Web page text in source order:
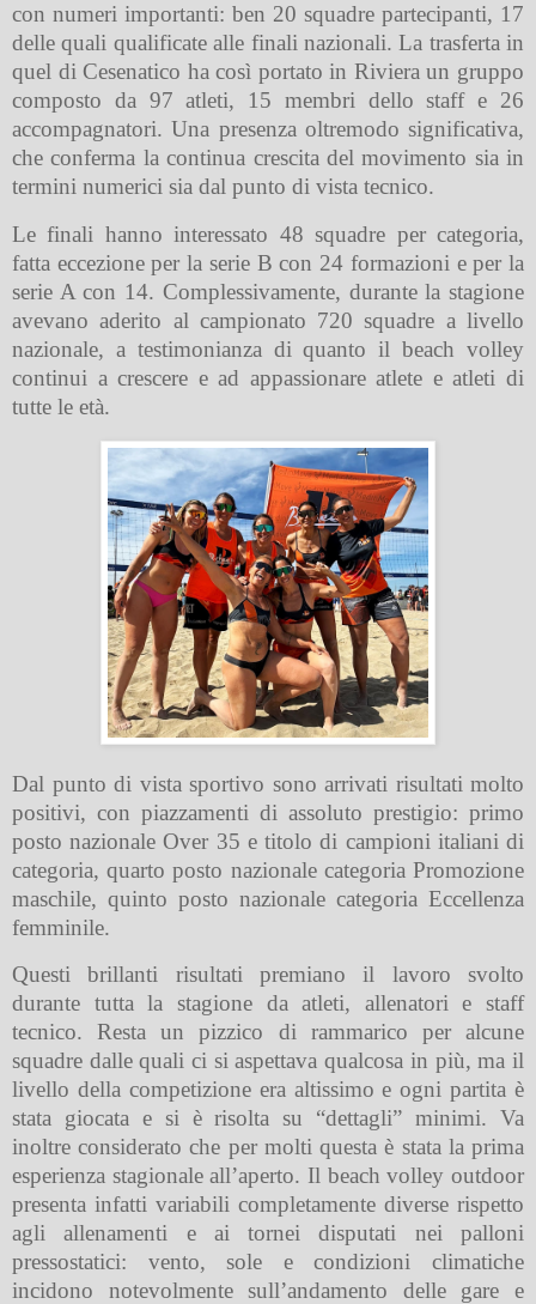
con numeri importanti: ben 20 squadre partecipanti, 17
delle quali qualificate alle finali nazionali. La trasferta in
quel di Cesenatico ha così portato in Riviera un gruppo
composto da 97 atleti, 15 membri dello staff e 26
accompagnatori. Una presenza oltremodo significativa,
che conferma la continua crescita del movimento sia in
termini numerici sia dal punto di vista tecnico.
Le finali hanno interessato 48 squadre per categoria,
fatta eccezione per la serie B con 24 formazioni e per la
serie A con 14. Complessivamente, durante la stagione
avevano aderito al campionato 720 squadre a livello
nazionale, a testimonianza di quanto il beach volley
continui a crescere e ad appassionare atlete e atleti di
tutte le età.
Dal punto di vista sportivo sono arrivati risultati molto
positivi, con piazzamenti di assoluto prestigio: primo
posto nazionale Over 35 e titolo di campioni italiani di
categoria, quarto posto nazionale categoria Promozione
maschile, quinto posto nazionale categoria Eccellenza
femminile.
Questi brillanti risultati premiano il lavoro svolto
durante tutta la stagione da atleti, allenatori e staff
tecnico. Resta un pizzico di rammarico per alcune
squadre dalle quali ci si aspettava qualcosa in più, ma il
livello della competizione era altissimo e ogni partita è
stata giocata e si è risolta su “dettagli” minimi. Va
inoltre considerato che per molti questa è stata la prima
esperienza stagionale all’aperto. Il beach volley outdoor
presenta infatti variabili completamente diverse rispetto
agli allenamenti e ai tornei disputati nei palloni
pressostatici: vento, sole e condizioni climatiche
incidono notevolmente sull’andamento delle gare e